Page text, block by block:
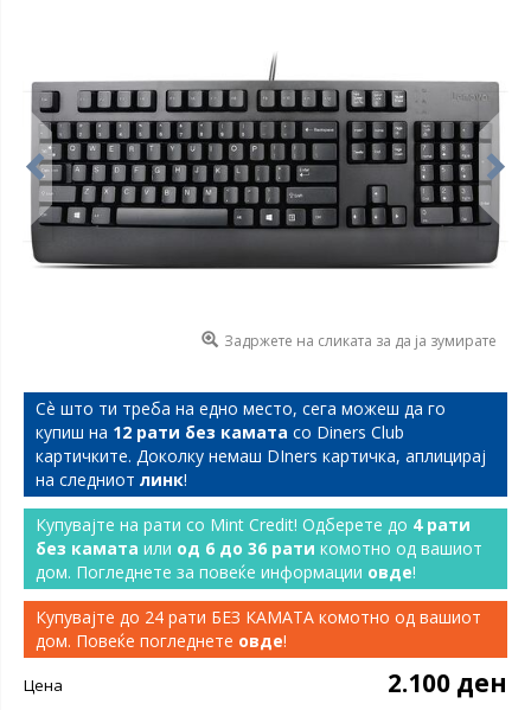
Задржете на сликата за да ја зумирате
Сѐ што ти треба на едно место, сега можеш да го
купиш на 12 рати без камата со Diners Club
картичките. Доколку немаш DIners картичка, аплицирај
на следниот линк!
Купувајте на рати со Mint Credit! Одберете до 4 рати
без камата или од 6 до 36 рати комотно од вашиот
дом. Погледнете за повеќе информации овде!
Купувајте до 24 рати БЕЗ КАМАТА комотно од вашиот
дом. Повеќе погледнете овде!
Цена 2.100 ден